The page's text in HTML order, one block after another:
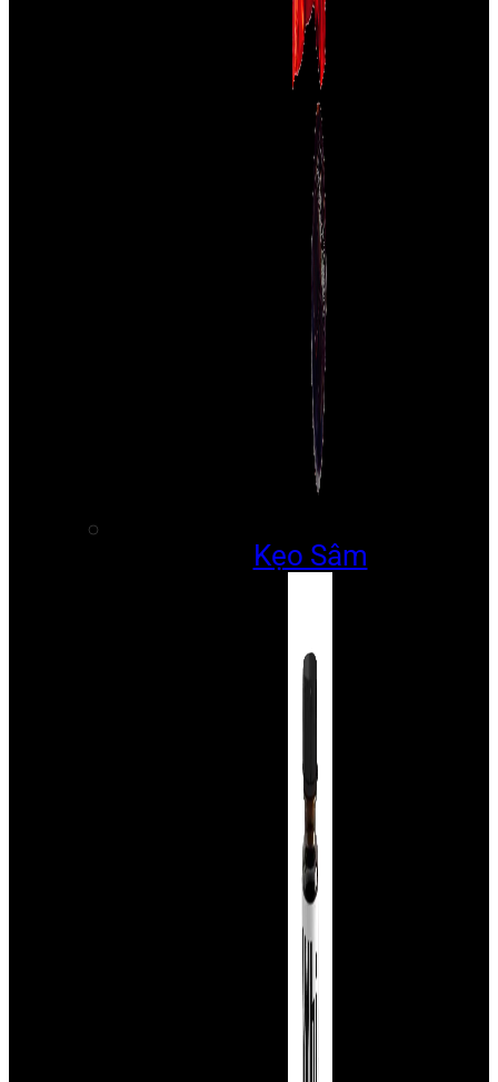
Kẹo Sâm